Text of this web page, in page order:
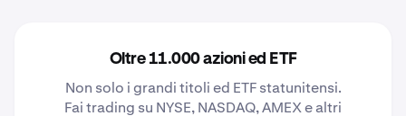
Oltre 11.000 azioni ed ETF
Non solo i grandi titoli ed ETF statunitensi.
Fai trading su NYSE, NASDAQ, AMEX e altri